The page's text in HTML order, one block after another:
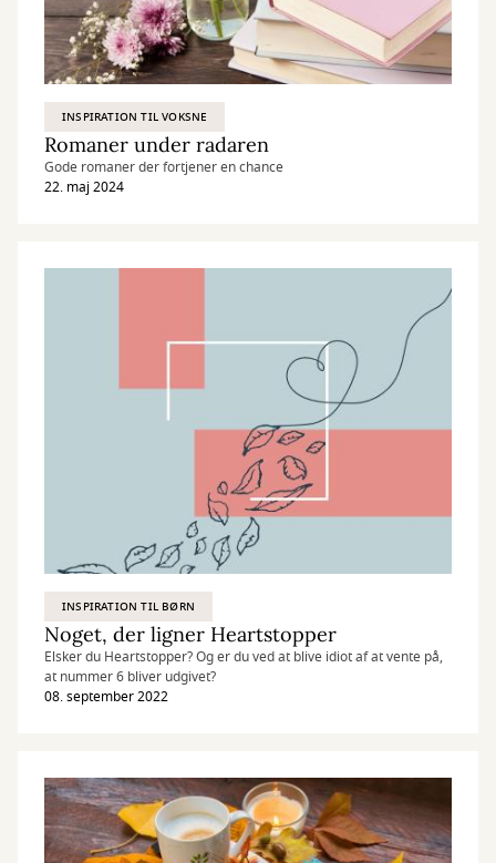
INSPIRATION TIL VOKSNE
Romaner under radaren
Gode romaner der fortjener en chance
22. maj 2024
INSPIRATION TIL BØRN
Noget, der ligner Heartstopper
Elsker du Heartstopper? Og er du ved at blive idiot af at vente på,
at nummer 6 bliver udgivet?
08. september 2022